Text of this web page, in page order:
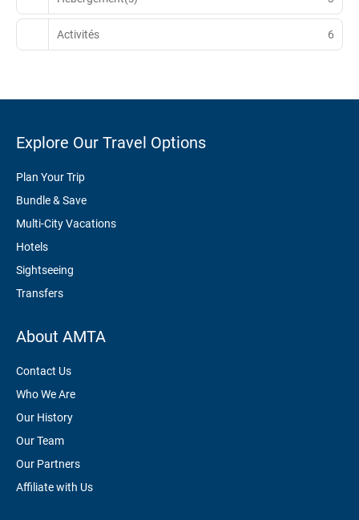
Activités 6
Explore Our Travel Options
Plan Your Trip
Bundle & Save
Multi-City Vacations
Hotels
Sightseeing
Transfers
About AMTA
Contact Us
Who We Are
Our History
Our Team
Our Partners
Affiliate with Us